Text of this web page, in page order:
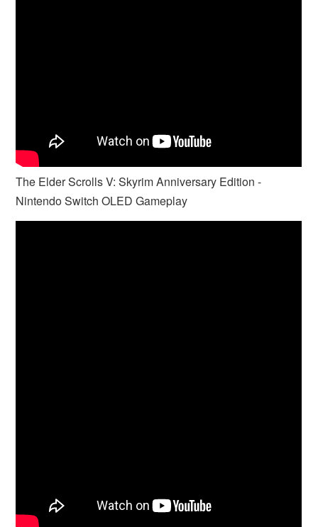
The Elder Scrolls V: Skyrim Anniversary Edition -
Nintendo Switch OLED Gameplay